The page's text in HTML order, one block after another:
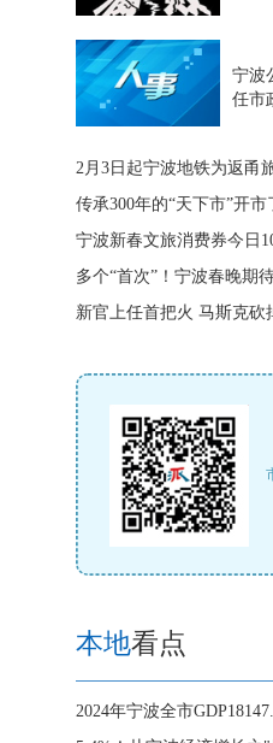
宁波
任市
2月3日起宁波地铁为返甬
传承300年的“天下市”开市
宁波新春文旅消费券今日
多个“首次”！宁波春晚期
新官上任首把火 马斯克砍
本地看点
2024年宁波全市